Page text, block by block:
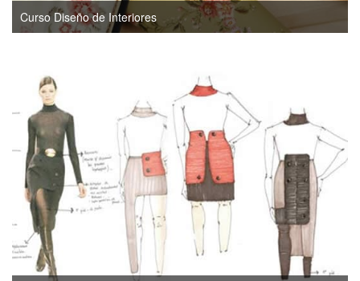
Curso Diseño de Interiores